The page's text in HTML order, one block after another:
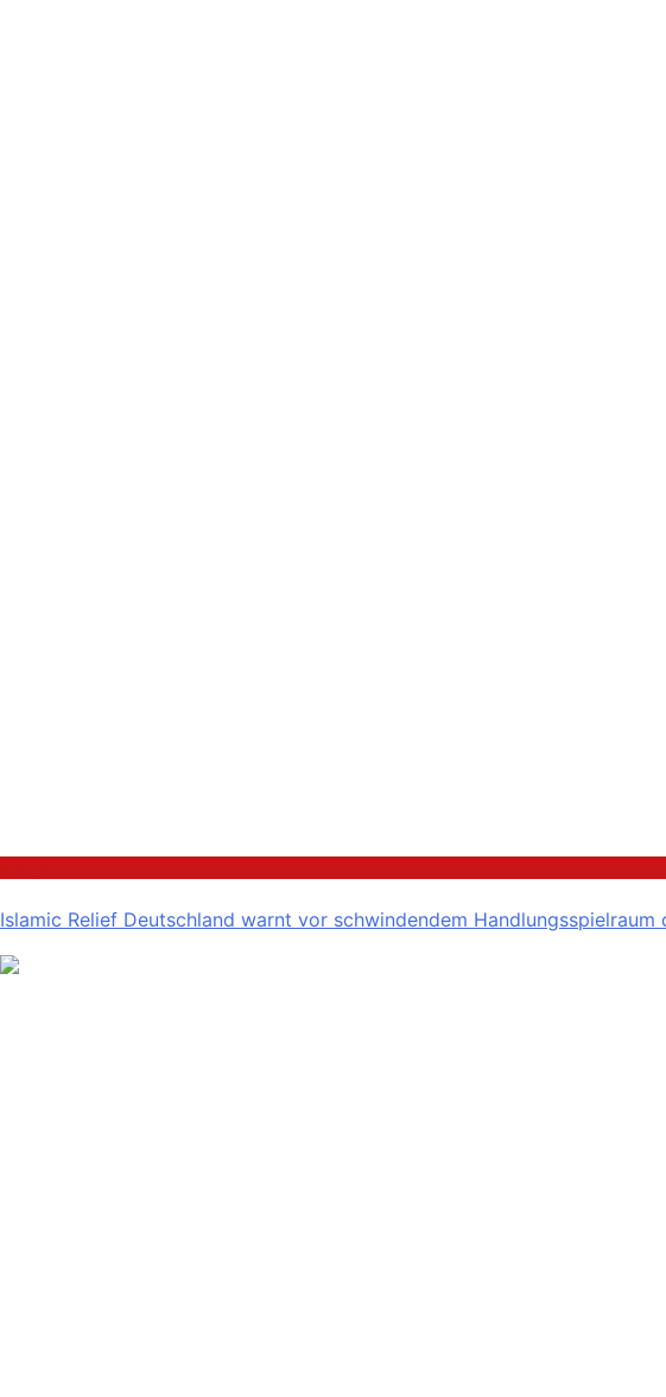
Islamic Relief Deutschland warnt vor schwindendem Handlungsspielraum